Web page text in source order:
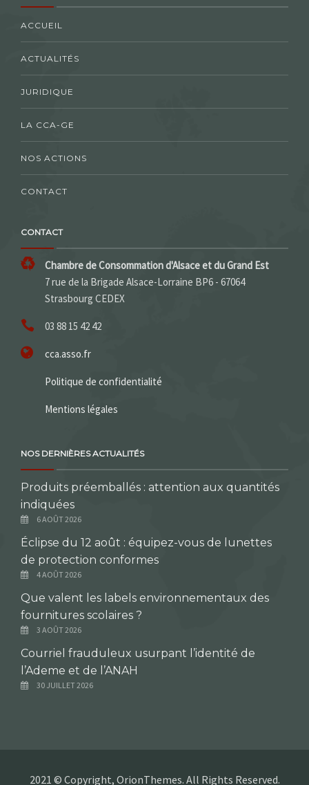
ACCUEIL
ACTUALITÉS
JURIDIQUE
LA CCA-GE
NOS ACTIONS
CONTACT
CONTACT
Chambre de Consommation d'Alsace et du Grand Est
7 rue de la Brigade Alsace-Lorraine BP6 - 67064
Strasbourg CEDEX
03 88 15 42 42
cca.asso.fr
Politique de confidentialité
Mentions légales
NOS DERNIÈRES ACTUALITÉS
Produits préemballés : attention aux quantités
indiquées
6 AOÛT 2026
Éclipse du 12 août : équipez-vous de lunettes
de protection conformes
4 AOÛT 2026
Que valent les labels environnementaux des
fournitures scolaires ?
3 AOÛT 2026
Courriel frauduleux usurpant l’identité de
l’Ademe et de l’ANAH
30 JUILLET 2026
2021 © Copyright, OrionThemes. All Rights Reserved.